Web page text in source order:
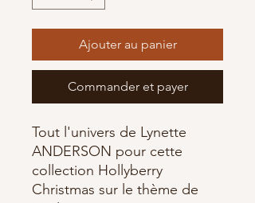
Ajouter au panier
Commander et payer
Tout l'univers de Lynette
ANDERSON pour cette
collection Hollyberry
Christmas sur le thème de